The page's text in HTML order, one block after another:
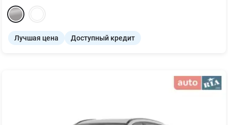
Лучшая цена Доступный кредит